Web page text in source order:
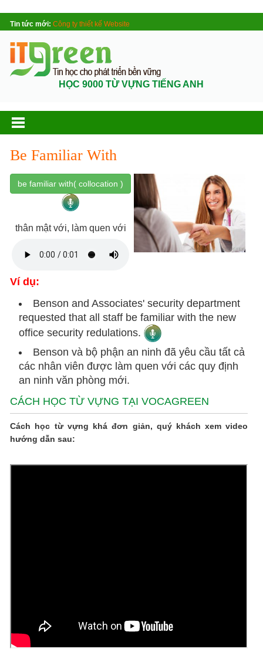
Tin tức mới: Công ty thiết kế Website
HỌC 9000 TỪ VỰNG TIẾNG ANH
Be Familiar With
be familiar with( collocation )
thân mật với, làm quen với
Ví dụ:
Benson and Associates' security department
requested that all staff be familiar with the new
office security redulations.
Benson và bộ phận an ninh đã yêu cầu tất cả
các nhân viên được làm quen với các quy định
an ninh văn phòng mới.
CÁCH HỌC TỪ VỰNG TẠI VOCAGREEN
Cách học từ vựng khá đơn giản, quý khách xem video
hướng dẫn sau: